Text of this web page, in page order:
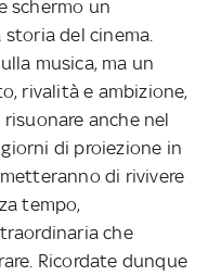
schermo un
del cinema.
musica, ma un
rivalità e ambizione,
anche nel
di proiezione in
di rivivere
tempo,
che
Ricordate dunque